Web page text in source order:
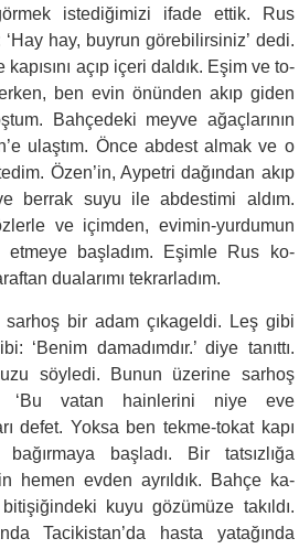
istediğimizi ifade ettik. Rus
‘Hay hay, buyrun görebilirsiniz’ dedi.
açıp içeri daldık. Eşim ve to­
ben evin önünden akıp giden
Bahçedeki meyve ağaçlarının
ulaştım. Önce abdest almak ve o
Özen’in, Aypetri dağından akıp
berrak suyu ile abdestimi aldım.
ve içimden, evimin-yurdumun
etmeye başladım. Eşimle Rus ko­
dualarımı tekrarladım.
bir adam çıkageldi. Leş gibi
‘Benim damadımdır.’ diye tanıttı.
söyledi. Bunun üzerine sarhoş
‘Bu vatan hainlerini niye eve
defet. Yoksa ben tekme-tokat kapı
bağırmaya başladı. Bir tatsızlığa
hemen evden ayrıldık. Bahçe ka­
bitişiğindeki kuyu gözümüze takıldı.
Tacikistan’da hasta yatağında